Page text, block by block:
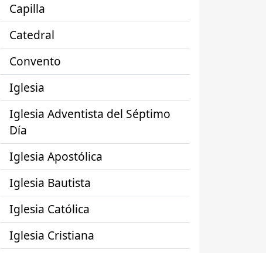
Capilla
Catedral
Convento
Iglesia
Iglesia Adventista del Séptimo
Día
Iglesia Apostólica
Iglesia Bautista
Iglesia Católica
Iglesia Cristiana